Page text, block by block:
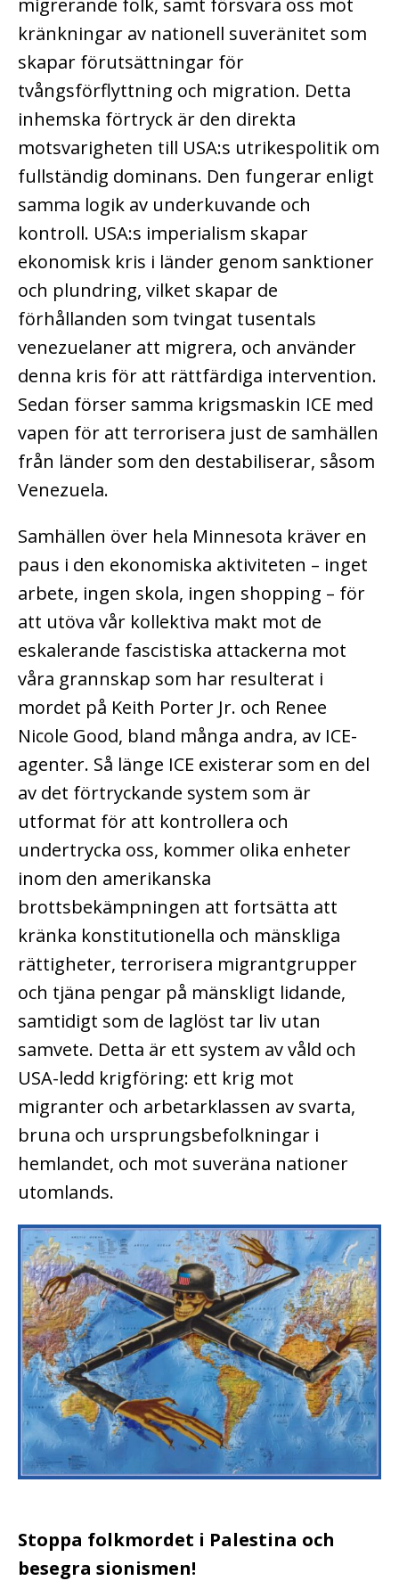
migrerande folk, samt försvara oss mot
kränkningar av nationell suveränitet som
skapar förutsättningar för
tvångsförflyttning och migration. Detta
inhemska förtryck är den direkta
motsvarigheten till USA:s utrikespolitik om
fullständig dominans. Den fungerar enligt
samma logik av underkuvande och
kontroll. USA:s imperialism skapar
ekonomisk kris i länder genom sanktioner
och plundring, vilket skapar de
förhållanden som tvingat tusentals
venezuelaner att migrera, och använder
denna kris för att rättfärdiga intervention.
Sedan förser samma krigsmaskin ICE med
vapen för att terrorisera just de samhällen
från länder som den destabiliserar, såsom
Venezuela.
Samhällen över hela Minnesota kräver en
paus i den ekonomiska aktiviteten – inget
arbete, ingen skola, ingen shopping – för
att utöva vår kollektiva makt mot de
eskalerande fascistiska attackerna mot
våra grannskap som har resulterat i
mordet på Keith Porter Jr. och Renee
Nicole Good, bland många andra, av ICE-
agenter. Så länge ICE existerar som en del
av det förtryckande system som är
utformat för att kontrollera och
undertrycka oss, kommer olika enheter
inom den amerikanska
brottsbekämpningen att fortsätta att
kränka konstitutionella och mänskliga
rättigheter, terrorisera migrantgrupper
och tjäna pengar på mänskligt lidande,
samtidigt som de laglöst tar liv utan
samvete. Detta är ett system av våld och
USA-ledd krigföring: ett krig mot
migranter och arbetarklassen av svarta,
bruna och ursprungsbefolkningar i
hemlandet, och mot suveräna nationer
utomlands.
Stoppa folkmordet i Palestina och
besegra sionismen!